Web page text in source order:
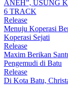
ANEH”, USUNG
6 TRACK
Release
Menuju Koperasi
Koperasi Sejati
Release
Maxim Berikan
Pengemudi di Batu
Release
Di Kota Batu,